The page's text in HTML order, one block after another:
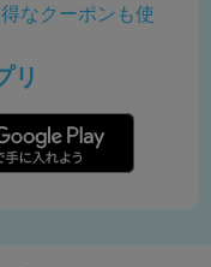
なクーポンも使
リ